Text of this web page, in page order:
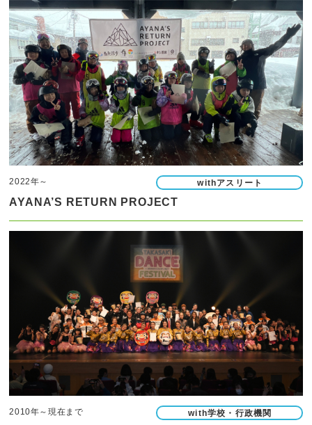
2022年～ withアスリート
AYANA’S RETURN PROJECT
2010年～現在まで with学校・行政機関